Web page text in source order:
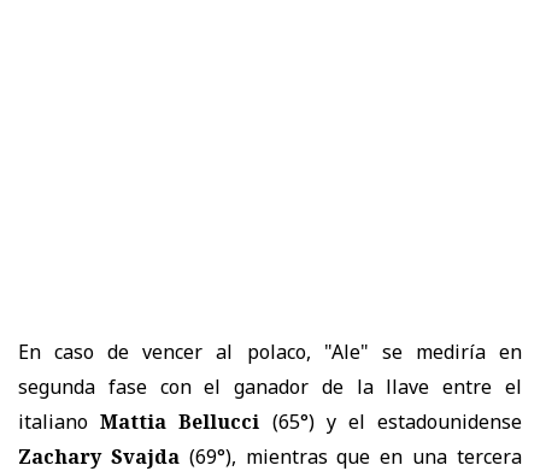
En caso de vencer al polaco, "Ale" se mediría en
segunda fase con el ganador de la llave entre el
italianoMattia Bellucci (65°) y el estadounidense
Zachary Svajda(69°), mientras que en una tercera